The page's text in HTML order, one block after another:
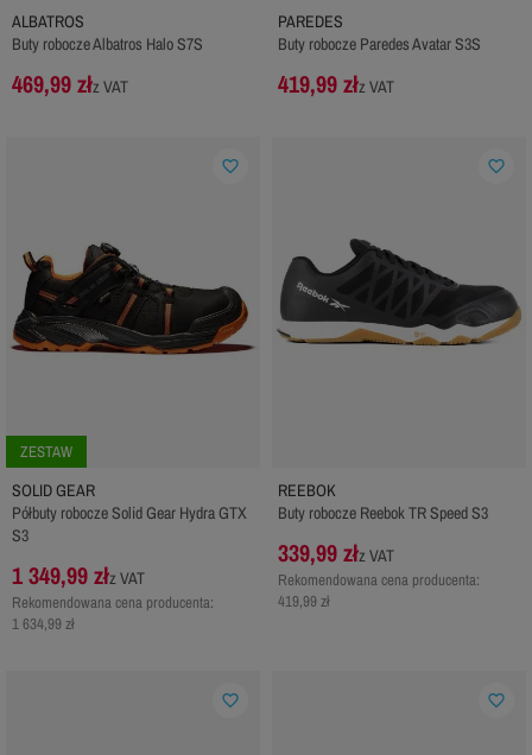
ALBATROS
Buty robocze Albatros Halo S7S
469,99 złz VAT
PAREDES
Buty robocze Paredes Avatar S3S
419,99 złz VAT
ZESTAW
SOLID GEAR
Półbuty robocze Solid Gear Hydra GTX
S3
1 349,99 złz VAT
Rekomendowana cena producenta:
1 634,99 zł
favorite_border
REEBOK
Buty robocze Reebok TR Speed S3
339,99 złz VAT
Rekomendowana cena producenta:
419,99 zł
favorite_border
favorite_border favorite_border